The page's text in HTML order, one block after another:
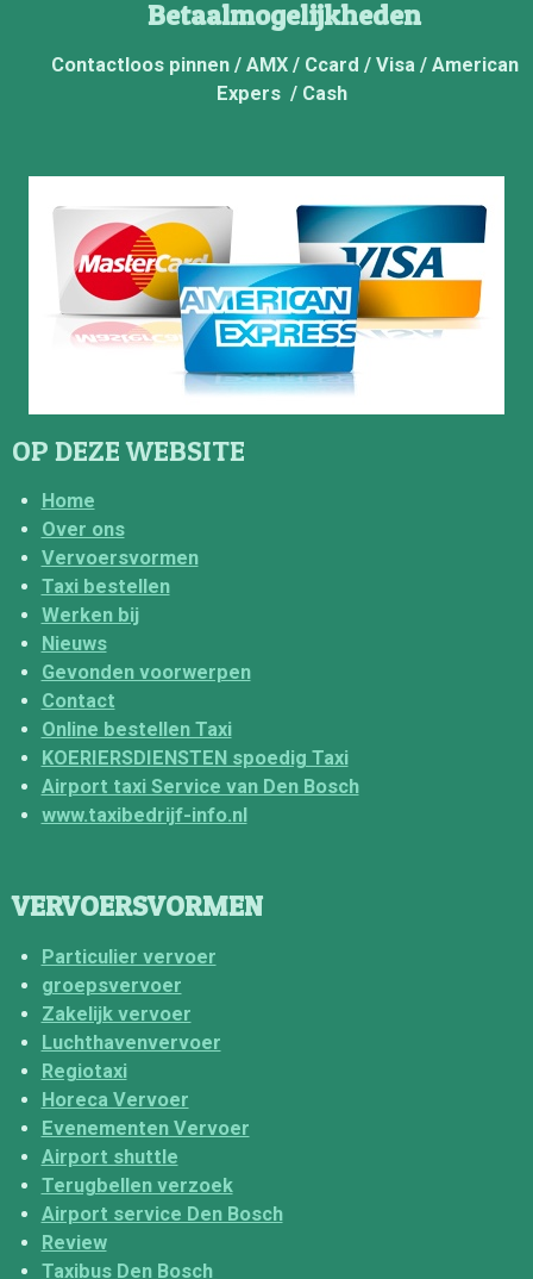
Betaalmogelijkheden
Contactloos pinnen / AMX / Ccard / Visa / American
Expers / Cash
OP DEZE WEBSITE
Home
Over ons
Vervoersvormen
Taxi bestellen
Werken bij
Nieuws
Gevonden voorwerpen
Contact
Online bestellen Taxi
KOERIERSDIENSTEN spoedig Taxi
Airport taxi Service van Den Bosch
www.taxibedrijf-info.nl
VERVOERSVORMEN
Particulier vervoer
groepsvervoer
Zakelijk vervoer
Luchthavenvervoer
Regiotaxi
Horeca Vervoer
Evenementen Vervoer
Airport shuttle
Terugbellen verzoek
Airport service Den Bosch
Review
Taxibus Den Bosch